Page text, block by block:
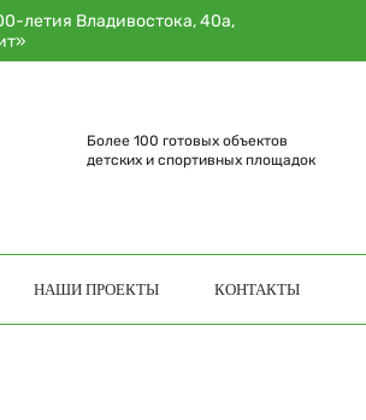
летия Владивостока, 40а,
Более 100 готовых объектов
детских и спортивных площадок
НАШИ ПРОЕКТЫ КОНТАКТЫ